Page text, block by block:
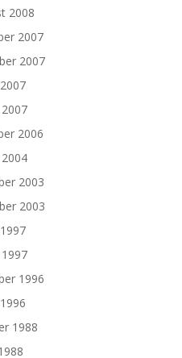
2008
2007
2007
2006
2003
2003
1996
1988